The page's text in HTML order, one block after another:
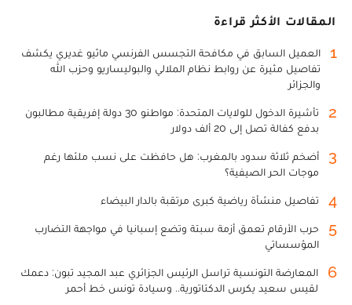
المقالات الأكثر قراءة
1
العميل السابق في مكافحة التجسس الفرنسي ماثيو غديري يكشف
تفاصيل مثيرة عن روابط نظام الملالي والبوليساريو وحزب الله
والجزائر
2
تأشيرة الدخول للولايات المتحدة: مواطنو 30 دولة إفريقية مطالبون
بدفع كفالة تصل إلى 20 ألف دولار
3
أضخم ثلاثة سدود بالمغرب: هل حافظت على نسب ملئها رغم
موجات الحر الصيفية؟
4 تفاصيل منشأة رياضية كبرى مرتقبة بالدار البيضاء
5
حرب الأرقام تعمق أزمة سبتة وتضع إسبانيا في مواجهة التضارب
المؤسساتي
6
المعارضة التونسية تراسل الرئيس الجزائري عبد المجيد تبون: دعمك
لقيس سعيد يكرس الدكتاتورية.. وسيادة تونس خط أحمر